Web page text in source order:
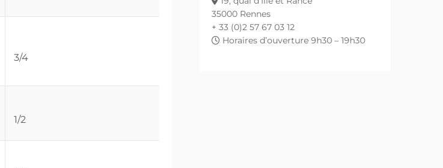
3/4
1/2
35000 Rennes
+ 33 (0)2 57 67 03 12
Horaires d’ouverture 9h30 – 19h30